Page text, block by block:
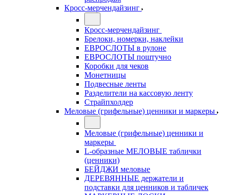
Кросс-мерчендайзинг
Кросс-мерчендайзинг
Брелоки, номерки, наклейки
ЕВРОСЛОТЫ в рулоне
ЕВРОСЛОТЫ поштучно
Коробки для чеков
Монетницы
Подвесные ленты
Разделители на кассовую ленту
Страйпхолдер
Меловые (грифельные) ценники и маркеры
Меловые (грифельные) ценники и
маркеры
L-образные МЕЛОВЫЕ таблички
(ценники)
БЕЙДЖИ меловые
ДЕРЕВЯННЫЕ держатели и
подставки для ценников и табличек